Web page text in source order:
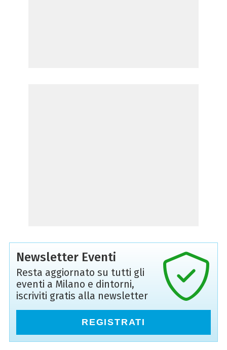
Newsletter Eventi
Resta aggiornato su tutti gli
eventi a Milano e dintorni,
iscriviti gratis alla newsletter
REGISTRATI